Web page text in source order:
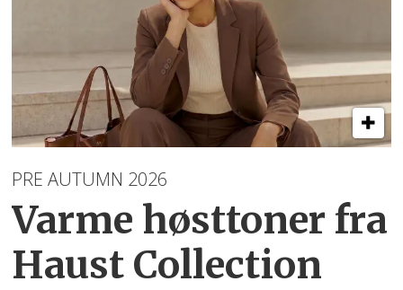
PRE AUTUMN 2026
Varme høsttoner fra
Haust Collection